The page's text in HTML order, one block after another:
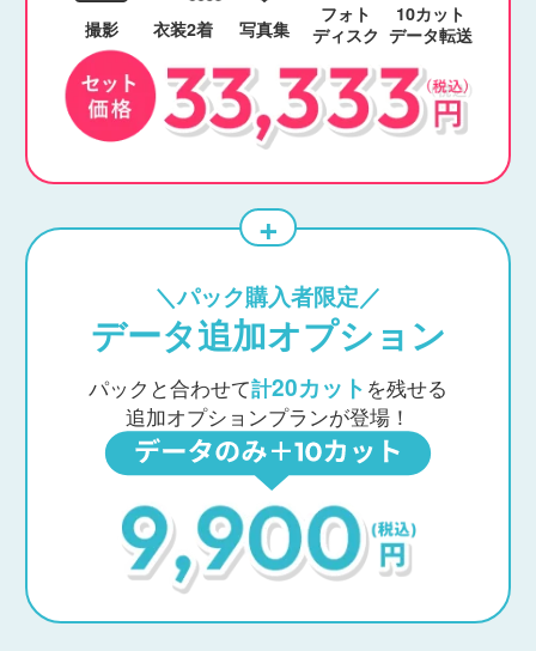
撮影 衣装2着 写真集
フォト
ディスク
10カット
データ転送
＼パック購入者限定／
データ追加オプション
パックと合わせて計20カット を残せる
追加オプションプランが登場！